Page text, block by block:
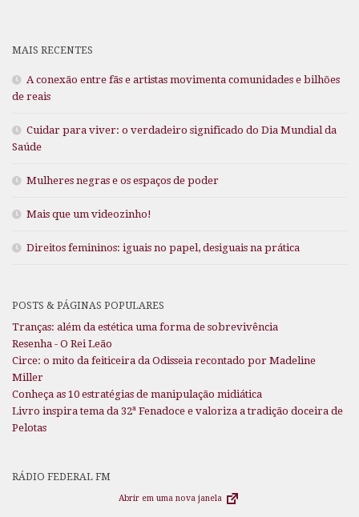
MAIS RECENTES
A conexão entre fãs e artistas movimenta comunidades e bilhões
de reais
Cuidar para viver: o verdadeiro significado do Dia Mundial da
Saúde
Mulheres negras e os espaços de poder
Mais que um videozinho!
Direitos femininos: iguais no papel, desiguais na prática
POSTS & PÁGINAS POPULARES
Tranças: além da estética uma forma de sobrevivência
Resenha - O Rei Leão
Circe: o mito da feiticeira da Odisseia recontado por Madeline
Miller
Conheça as 10 estratégias de manipulação midiática
Livro inspira tema da 32ª Fenadoce e valoriza a tradição doceira de
Pelotas
RÁDIO FEDERAL FM
Abrir em uma nova janela